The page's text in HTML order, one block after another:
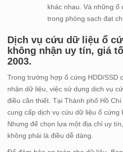
khác nhau. Và những
trong phòng sạch đạt
Dịch vụ cứu dữ liệu ổ
không nhận uy tín, giá
2003.
Trong trường hợp ổ cứng HDD/SSD
nhận dữ liệu, việc sử dụng dịch vụ
điều cần thiết. Tại Thành phố Hồ
cung cấp dịch vụ cứu dữ liệu ổ cứng
Nhưng để chọn lựa một địa chỉ uy
không phải là điều dễ dàng.